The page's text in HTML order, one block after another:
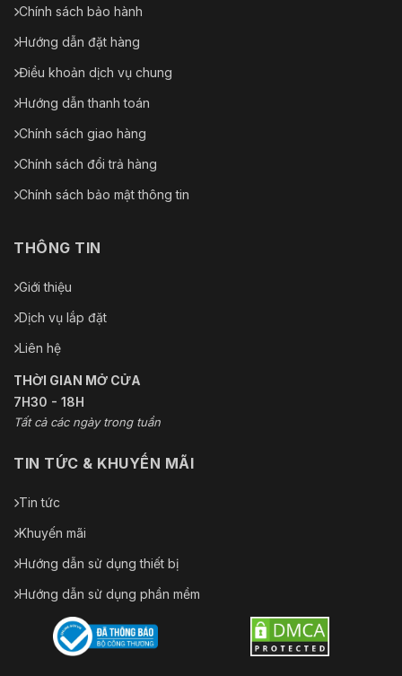
Chính sách bảo hành
Hướng dẫn đặt hàng
Điều khoản dịch vụ chung
Hướng dẫn thanh toán
Chính sách giao hàng
Chính sách đổi trả hàng
Chính sách bảo mật thông tin
THÔNG TIN
Giới thiệu
Dịch vụ lắp đặt
Liên hệ
THỜI GIAN MỞ CỬA
7H30 - 18H
Tất cả các ngày trong tuần
TIN TỨC & KHUYẾN MÃI
Tin tức
Khuyến mãi
Hướng dẫn sử dụng thiết bị
Hướng dẫn sử dụng phần mềm